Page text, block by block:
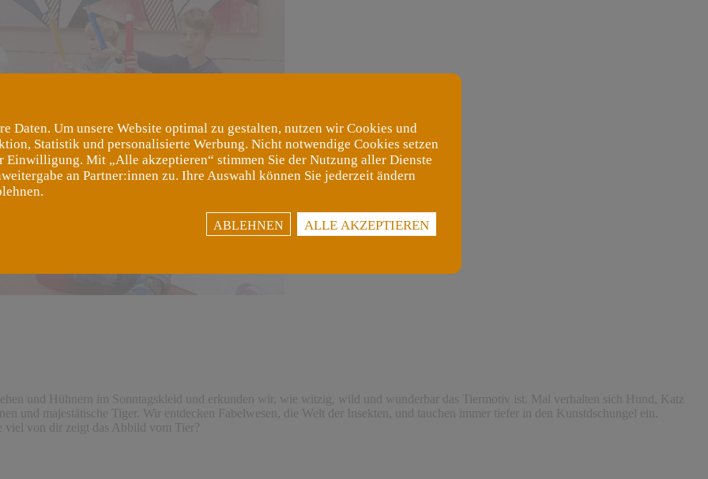
und Hühnern im Sonntagskleid und erkunden wir, wie witzig, wild und wunderbar das Tiermotiv ist. Mal verhalten sich Hund, Katz
und majestätische Tiger. Wir entdecken Fabelwesen, die Welt der Insekten, und tauchen immer tiefer in den Kunstdschungel ein.
viel von dir zeigt das Abbild vom Tier?
Daten. Um unsere Website optimal zu gestalten, nutzen wir Cookies und
Statistik und personalisierte Werbung. Nicht notwendige Cookies setzen
Einwilligung. Mit „Alle akzeptieren“ stimmen Sie der Nutzung aller Dienste
an Partner:innen zu. Ihre Auswahl können Sie jederzeit ändern
ABLEHNEN ALLE AKZEPTIEREN